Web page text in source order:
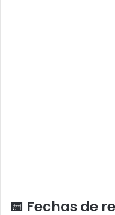
📅 Fechas de